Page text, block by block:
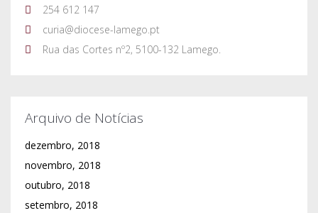
254 612 147
curia@diocese-lamego.pt
Rua das Cortes nº2, 5100-132 Lamego.
Arquivo de Notícias
dezembro, 2018
novembro, 2018
outubro, 2018
setembro, 2018